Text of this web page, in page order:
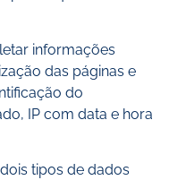
informações
das páginas e
do
IP com data e hora
tipos de dados